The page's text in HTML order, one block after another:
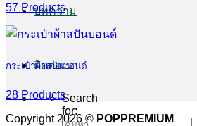
บทความ
ติดต่อเรา
Search
for:
57 Products
กระเป๋าผ้าสปันบอนด์
28 Products
Copyright 2026 ©POPPREMIUM